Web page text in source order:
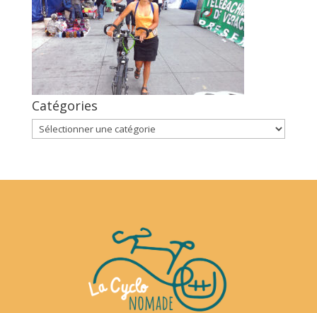
Catégories
Catégories